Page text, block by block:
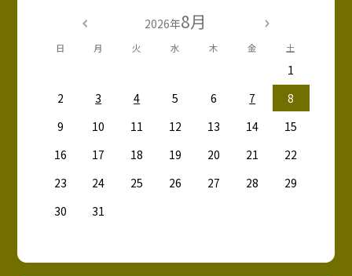
2026年8月
日 月 火 水 木 金 土
1
2
3 4 5 6 7
8
9
10 11 12 13 14
15
16
17 18 19 20 21
22
23
24 25 26 27 28
29
30
31